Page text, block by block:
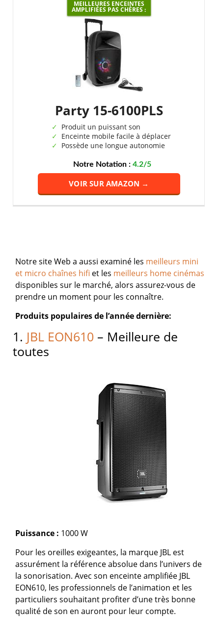
MEILLEURES ENCEINTES
AMPLIFIÉES PAS CHÈRES :
Party 15-6100PLS
Produit un puissant son
Enceinte mobile facile à déplacer
Possède une longue autonomie
Notre Notation :4.2/5
VOIR SUR AMAZON →
Notre site Web a aussi examiné les meilleurs mini
et micro chaînes hifi et les meilleurs home cinémas
disponibles sur le marché, alors assurez-vous de
prendre un moment pour les connaître.
Produits populaires de l’année dernière:
1. JBL EON610 – Meilleure de
toutes
Puissance : 1000 W
Pour les oreilles exigeantes, la marque JBL est
assurément la référence absolue dans l’univers de
la sonorisation. Avec son enceinte amplifiée JBL
EON610, les professionnels de l’animation et les
particuliers souhaitant profiter d’une très bonne
qualité de son en auront pour leur compte.